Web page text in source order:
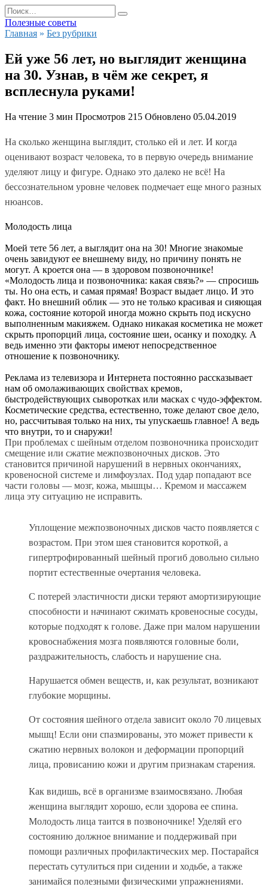
Перейти
к
содержанию
Search
for:
Полезные советы
Главная » Без рубрики
Ей уже 56 лет, но выглядит женщина
на 30. Узнав, в чём же секрет, я
всплеснула руками!
На чтение 3 мин Просмотров 215 Обновлено 05.04.2019
На сколько женщина выглядит, столько ей и лет. И когда
оценивают возраст человека, то в первую очередь внимание
уделяют лицу и фигуре. Однако это далеко не всё! На
бессознательном уровне человек подмечает еще много разных
нюансов.
Молодость лица
Моей тете 56 лет, а выглядит она на 30! Многие знакомые
очень завидуют ее внешнему виду, но причину понять не
могут. А кроется она — в здоровом позвоночнике!
«Молодость лица и позвоночника: какая связь?» — спросишь
ты. Но она есть, и самая прямая! Возраст выдает лицо. И это
факт. Но внешний облик — это не только красивая и сияющая
кожа, состояние которой иногда можно скрыть под искусно
выполненным макияжем. Однако никакая косметика не может
скрыть пропорций лица, состояние шеи, осанку и походку. А
ведь именно эти факторы имеют непосредственное
отношение к позвоночнику.
Реклама из телевизора и Интернета постоянно рассказывает
нам об омолаживающих свойствах кремов,
быстродействующих сыворотках или масках с чудо-эффектом.
Косметические средства, естественно, тоже делают свое дело,
но, рассчитывая только на них, ты упускаешь главное! А ведь
что внутри, то и снаружи!
При проблемах с шейным отделом позвоночника происходит
смещение или сжатие межпозвоночных дисков. Это
становится причиной нарушений в нервных окончаниях,
кровеносной системе и лимфоузлах. Под удар попадают все
части головы — мозг, кожа, мышцы… Кремом и массажем
лица эту ситуацию не исправить.
Уплощение межпозвоночных дисков часто появляется с
возрастом. При этом шея становится короткой, а
гипертрофированный шейный прогиб довольно сильно
портит естественные очертания человека.
С потерей эластичности диски теряют амортизирующие
способности и начинают сжимать кровеносные сосуды,
которые подходят к голове. Даже при малом нарушении
кровоснабжения мозга появляются головные боли,
раздражительность, слабость и нарушение сна.
Нарушается обмен веществ, и, как результат, возникают
глубокие морщины.
От состояния шейного отдела зависит около 70 лицевых
мышц! Если они спазмированы, это может привести к
сжатию нервных волокон и деформации пропорций
лица, провисанию кожи и другим признакам старения.
Как видишь, всё в организме взаимосвязано. Любая
женщина выглядит хорошо, если здорова ее спина.
Молодость лица таится в позвоночнике! Уделяй его
состоянию должное внимание и поддерживай при
помощи различных профилактических мер. Постарайся
перестать сутулиться при сидении и ходьбе, а также
занимайся полезными физическими упражнениями.